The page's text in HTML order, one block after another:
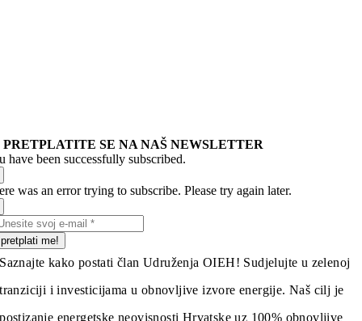
PRETPLATITE SE NA NAŠ NEWSLETTER
have been successfully subscribed.
was an error trying to subscribe. Please try again later.
pretplati me!
Saznajte kako postati član Udruženja OIEH! Sudjelujte u zelenoj
tranziciji i investicijama u obnovljive izvore energije. Naš cilj je
postizanje energetske neovisnosti Hrvatske uz 100% obnovljive